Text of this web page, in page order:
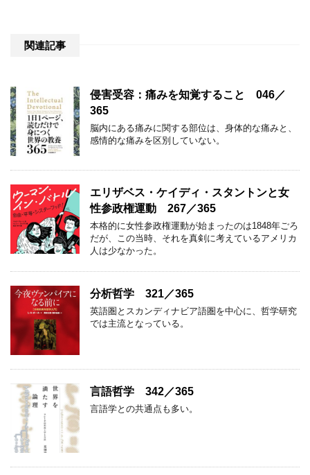
関連記事
侵害受容：痛みを知覚すること 046／
365
脳内にある痛みに関する部位は、身体的な痛みと、
感情的な痛みを区別していない。
エリザベス・ケイディ・スタントンと女
性参政権運動 267／365
本格的に女性参政権運動が始まったのは1848年ごろ
だが、この当時、それを真剣に考えているアメリカ
人は少なかった。
分析哲学 321／365
英語圏とスカンディナビア語圏を中心に、哲学研究
では主流となっている。
言語哲学 342／365
言語学との共通点も多い。